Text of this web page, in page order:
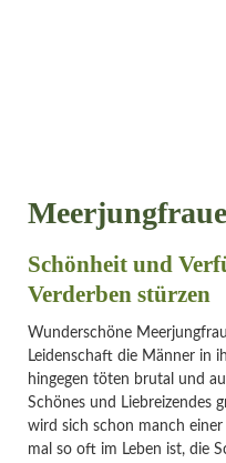
Schönheit und
Verderben stürzen
Wunderschöne
Leidenschaft die Männer in
hingegen töten brutal und
Schönes und Liebreizendes
wird sich schon manch
mal so oft im Leben ist, die